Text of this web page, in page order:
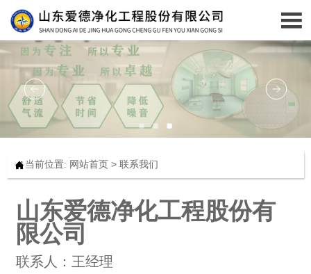

当前位置: 网站首页 > 联系我们
山东爱德净化工程股份有
限公司
联系人：王经理